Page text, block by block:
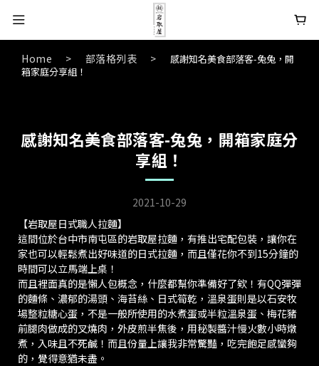
Home > 部落格列表 >
感謝知名美食部落客-兔兔，開
箱家庭分享組！
感謝知名美食部落客-兔兔，開箱家庭分
享組！
2021-10-29
【岩取屋日式職人拉麵】
這間位於台中市南屯區的岩取屋拉麵，有推出宅配包裝，讓你在
家也可以輕鬆煮出好味道的日式拉麵，而且僅花你不到15分鐘的
時間可以立馬端上桌！
而且裡面真的是懶人包概念，什麼都幫你準備好了欸！有QQ彈彈
的麵條、濃郁的湯頭、海苔絲、日式筍乾，溫泉蛋則是以石安牧
場整粒糖心蛋，不是一般所使用的水煮蛋或半粒溫泉蛋、梅花豬
前腿肉做成的叉燒肉，外皮煎半焦後，用秘製醬汁慢火數小時燉
煮，入味且不死鹹！而且份量上讓我非常驚豔，吃完飽足感蠻夠
的，覺得意猶未盡。